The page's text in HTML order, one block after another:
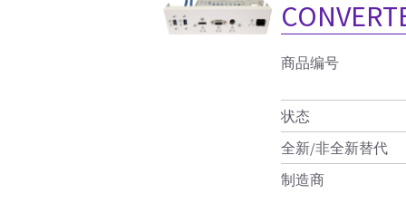
商品编号
状态
全新/非全新替代
制造商